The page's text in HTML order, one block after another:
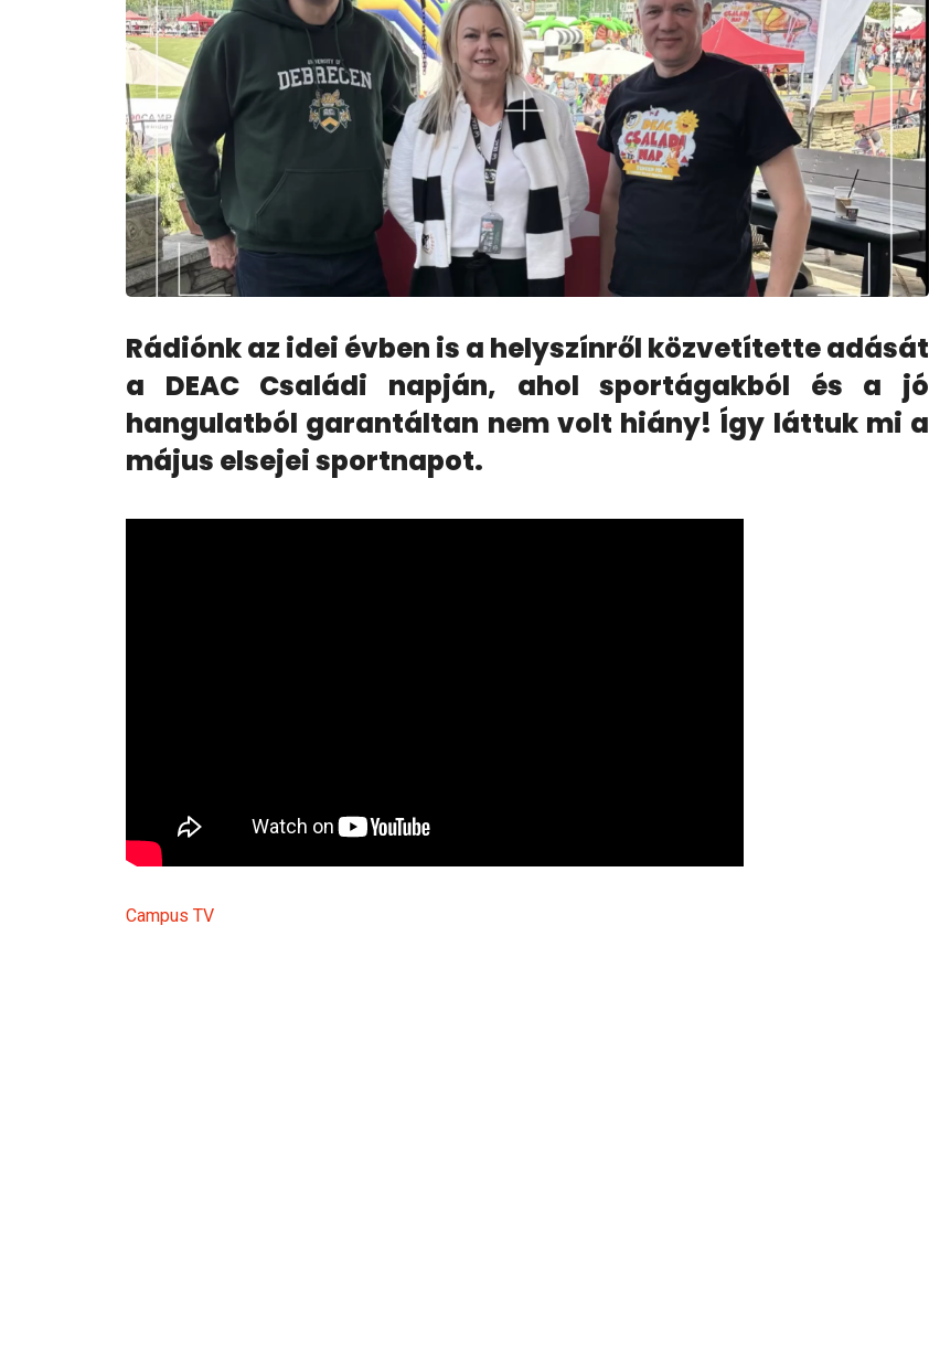
Rádiónk az idei évben is a helyszínről közvetítette adását
a DEAC Családi napján, ahol sportágakból és a jó
hangulatból garantáltan nem volt hiány! Így láttuk mi a
május elsejei sportnapot.
Campus TV